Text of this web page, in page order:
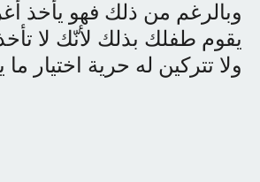
وبالرغم من ذلك فهو يأخذ
يقوم طفلك بذلك لأنّك لا
ولا تتركين له حرية اختيار ما